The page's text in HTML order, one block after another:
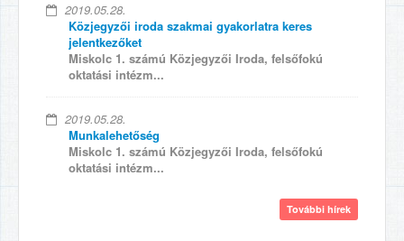
2019.05.28.
Közjegyzői iroda szakmai gyakorlatra keres
jelentkezőket
Miskolc 1. számú Közjegyzői Iroda, felsőfokú
oktatási intézm...
2019.05.28.
Munkalehetőség
Miskolc 1. számú Közjegyzői Iroda, felsőfokú
oktatási intézm...
További hírek